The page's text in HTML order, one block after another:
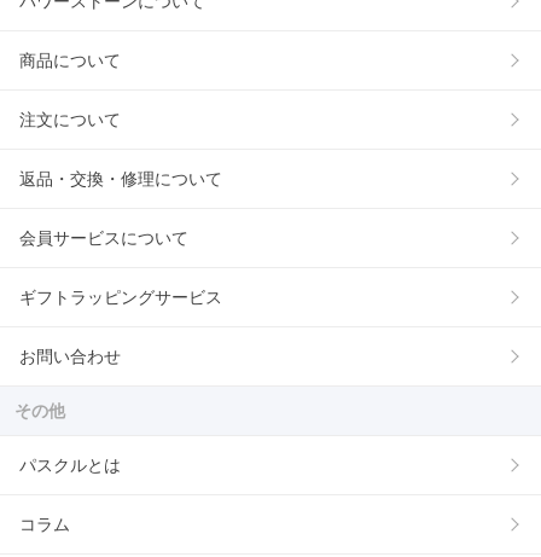
商品について
注文について
返品・交換・修理について
会員サービスについて
ギフトラッピングサービス
お問い合わせ
その他
パスクルとは
コラム